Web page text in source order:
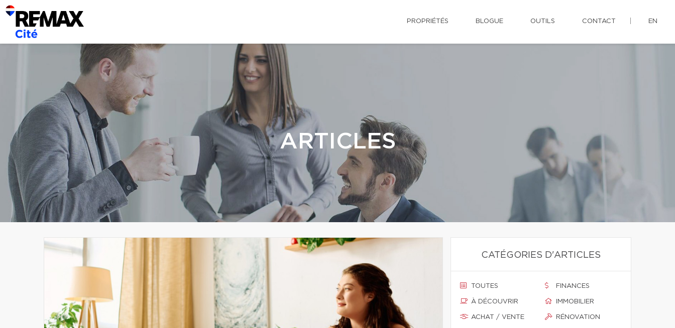
PROPRIÉTÉS BLOGUE OUTILS CONTACT EN
ARTICLES
CATÉGORIES D'ARTICLES
TOUTES
À DÉCOUVRIR
ACHAT / VENTE
FINANCES
IMMOBILIER
RÉNOVATION